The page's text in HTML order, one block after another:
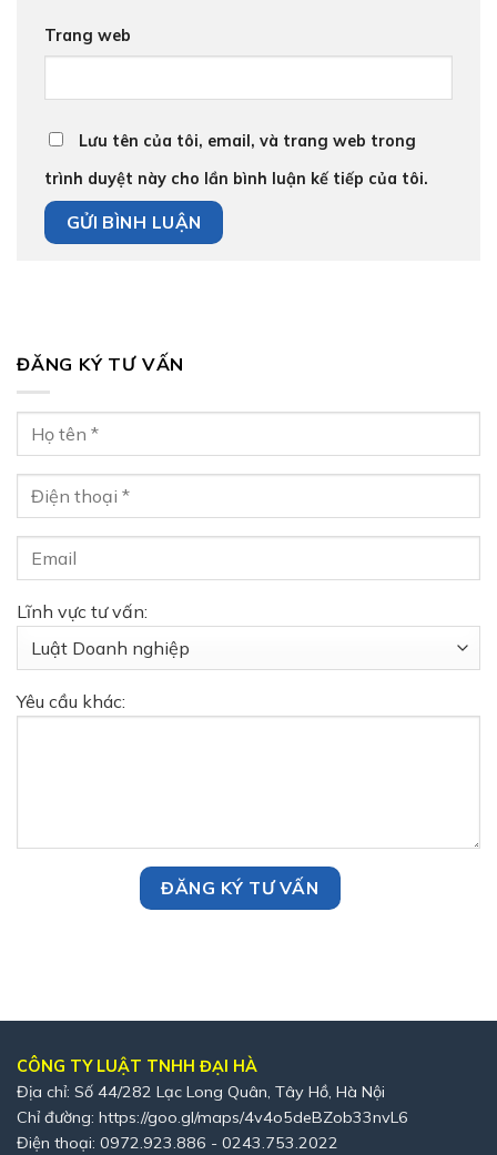
Trang web
Lưu tên của tôi, email, và trang web trong
trình duyệt này cho lần bình luận kế tiếp của tôi.
ĐĂNG KÝ TƯ VẤN
Lĩnh vực tư vấn:
Yêu cầu khác:
CÔNG TY LUẬT TNHH ĐẠI HÀ
Địa chỉ: Số 44/282 Lạc Long Quân, Tây Hồ, Hà Nội
Chỉ đường: https://goo.gl/maps/4v4o5deBZob33nvL6
Điện thoại: 0972.923.886 - 0243.753.2022